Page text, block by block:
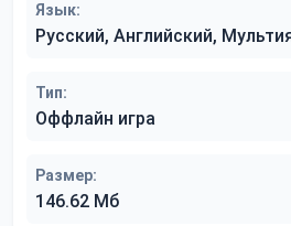
Язык:
Русский, Английский,
Тип:
Оффлайн игра
Размер:
146.62 Мб